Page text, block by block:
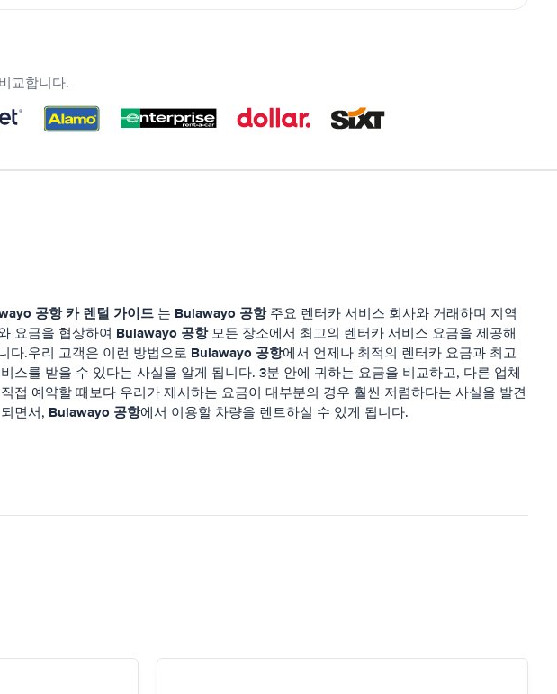
교합니다.
공항카 렌털 가이드 는 Bulawayo 공항주요 렌터카 서비스 회사와 거래하며 지역
요금을 협상하여 Bulawayo 공항모든 장소에서 최고의 렌터카 서비스 요금을 제공해
다.우리 고객은 이런 방법으로 Bulawayo 공항에서 언제나 최적의 렌터카 요금과 최고
스를 받을 수 있다는 사실을 알게 됩니다. 3분 안에 귀하는 요금을 비교하고, 다른 업체
접 예약할 때보다 우리가 제시하는 요금이 대부분의 경우 훨씬 저렴하다는 사실을 발견
면서, Bulawayo 공항에서 이용할 차량을 렌트하실 수 있게 됩니다.